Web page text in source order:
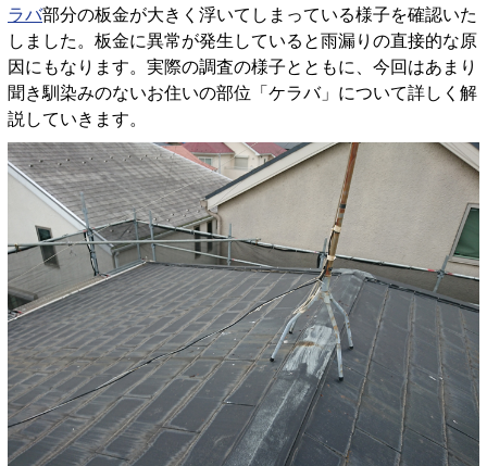
ラバ部分の板金が大きく浮いてしまっている様子を確認いた
しました。板金に異常が発生していると雨漏りの直接的な原
因にもなります。実際の調査の様子とともに、今回はあまり
聞き馴染みのないお住いの部位「ケラバ」について詳しく解
説していきます。